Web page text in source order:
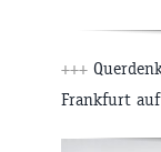
+++
Frankfurt auf